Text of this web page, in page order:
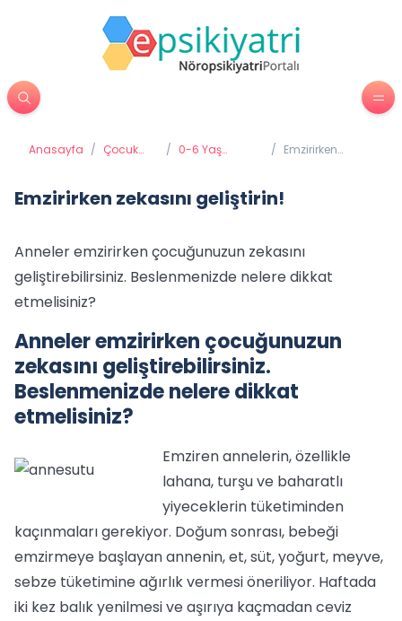
Anasayfa / Çocuk
/ 0-6 Yaş
/ Emzirirken
Emzirirken zekasını geliştirin!
Anneler emzirirken çocuğunuzun zekasını
geliştirebilirsiniz. Beslenmenizde nelere dikkat
etmelisiniz?
Anneler emzirirken çocuğunuzun
zekasını geliştirebilirsiniz.
Beslenmenizde nelere dikkat
etmelisiniz?
Emziren annelerin, özellikle
lahana, turşu ve baharatlı
yiyeceklerin tüketiminden
kaçınmaları gerekiyor. Doğum sonrası, bebeği
emzirmeye başlayan annenin, et, süt, yoğurt, meyve,
sebze tüketimine ağırlık vermesi öneriliyor. Haftada
iki kez balık yenilmesi ve aşırıya kaçmadan ceviz